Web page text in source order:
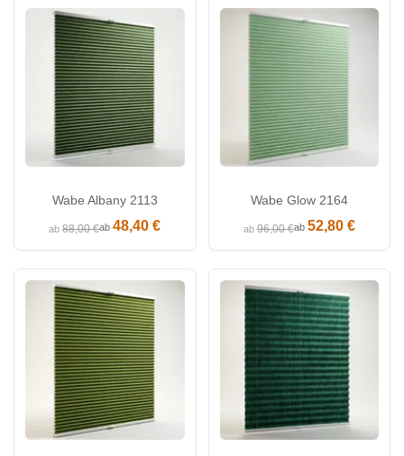
Wabe Albany 2113
ab88,00 €ab48,40 €
Wabe Glow 2164
ab96,00 €ab 52,80 €